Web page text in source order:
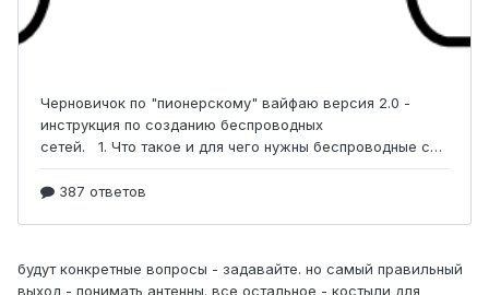
будут конкретные вопросы - задавайте. но самый правильный
выход - понимать антенны. все остальное - костыли для